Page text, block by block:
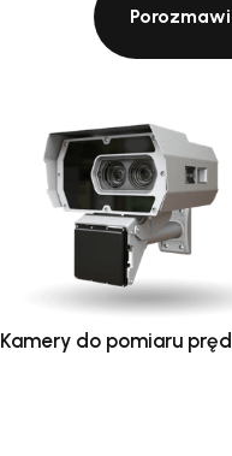
Kamery do pomiaru